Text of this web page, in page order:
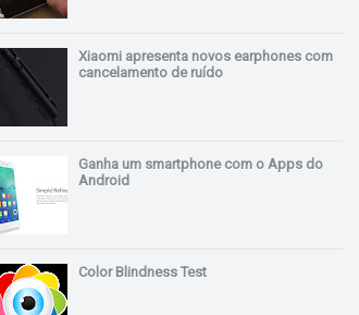
Xiaomi apresenta novos earphones com
cancelamento de ruído
Ganha um smartphone com o Apps do
Android
Color Blindness Test